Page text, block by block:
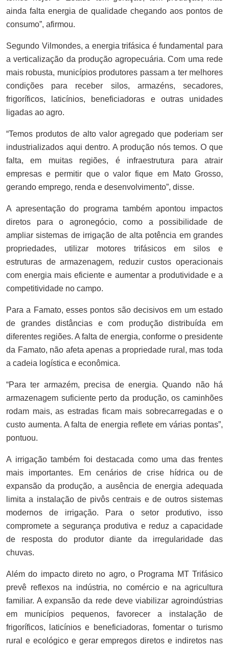
ainda falta energia de qualidade chegando aos pontos de
consumo”, afirmou.
Segundo Vilmondes, a energia trifásica é fundamental para
a verticalização da produção agropecuária. Com uma rede
mais robusta, municípios produtores passam a ter melhores
condições para receber silos, armazéns, secadores,
frigoríficos, laticínios, beneficiadoras e outras unidades
ligadas ao agro.
“Temos produtos de alto valor agregado que poderiam ser
industrializados aqui dentro. A produção nós temos. O que
falta, em muitas regiões, é infraestrutura para atrair
empresas e permitir que o valor fique em Mato Grosso,
gerando emprego, renda e desenvolvimento”, disse.
A apresentação do programa também apontou impactos
diretos para o agronegócio, como a possibilidade de
ampliar sistemas de irrigação de alta potência em grandes
propriedades, utilizar motores trifásicos em silos e
estruturas de armazenagem, reduzir custos operacionais
com energia mais eficiente e aumentar a produtividade e a
competitividade no campo.
Para a Famato, esses pontos são decisivos em um estado
de grandes distâncias e com produção distribuída em
diferentes regiões. A falta de energia, conforme o presidente
da Famato, não afeta apenas a propriedade rural, mas toda
a cadeia logística e econômica.
“Para ter armazém, precisa de energia. Quando não há
armazenagem suficiente perto da produção, os caminhões
rodam mais, as estradas ficam mais sobrecarregadas e o
custo aumenta. A falta de energia reflete em várias pontas”,
pontuou.
A irrigação também foi destacada como uma das frentes
mais importantes. Em cenários de crise hídrica ou de
expansão da produção, a ausência de energia adequada
limita a instalação de pivôs centrais e de outros sistemas
modernos de irrigação. Para o setor produtivo, isso
compromete a segurança produtiva e reduz a capacidade
de resposta do produtor diante da irregularidade das
chuvas.
Além do impacto direto no agro, o Programa MT Trifásico
prevê reflexos na indústria, no comércio e na agricultura
familiar. A expansão da rede deve viabilizar agroindústrias
em municípios pequenos, favorecer a instalação de
frigoríficos, laticínios e beneficiadoras, fomentar o turismo
rural e ecológico e gerar empregos diretos e indiretos nas